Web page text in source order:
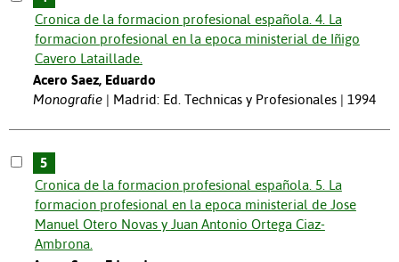
Cronica de la formacion profesional española. 4. La
formacion profesional en la epoca ministerial de Iñigo
Cavero Lataillade.
Acero Saez, Eduardo
Monografie
Madrid: Ed. Technicas y Profesionales | 1994
5
Cronica de la formacion profesional española. 5. La
formacion profesional en la epoca ministerial de Jose
Manuel Otero Novas y Juan Antonio Ortega Ciaz-
Ambrona.